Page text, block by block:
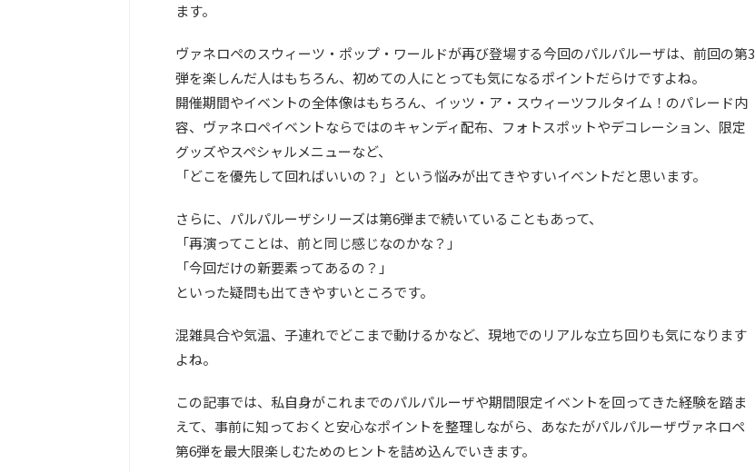
ます。
ヴァネロペのスウィーツ・ポップ・ワールドが再び登場する今回のパルパルーザは、前回の第3
弾を楽しんだ人はもちろん、初めての人にとっても気になるポイントだらけですよね。
開催期間やイベントの全体像はもちろん、イッツ・ア・スウィーツフルタイム！のパレード内
容、ヴァネロペイベントならではのキャンディ配布、フォトスポットやデコレーション、限定
グッズやスペシャルメニューなど、
「どこを優先して回ればいいの？」という悩みが出てきやすいイベントだと思います。
さらに、パルパルーザシリーズは第6弾まで続いていることもあって、
「再演ってことは、前と同じ感じなのかな？」
「今回だけの新要素ってあるの？」
といった疑問も出てきやすいところです。
混雑具合や気温、子連れでどこまで動けるかなど、現地でのリアルな立ち回りも気になります
よね。
この記事では、私自身がこれまでのパルパルーザや期間限定イベントを回ってきた経験を踏ま
えて、事前に知っておくと安心なポイントを整理しながら、あなたがパルパルーザヴァネロペ
第6弾を最大限楽しむためのヒントを詰め込んでいきます。